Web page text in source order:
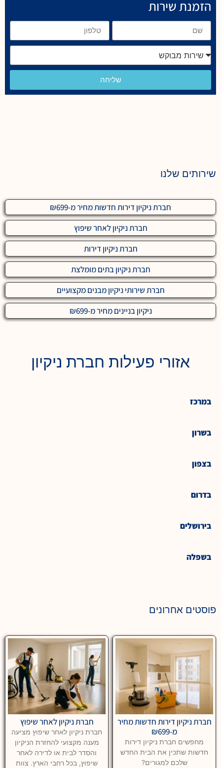
הזמנת שירות
שליחה
שירותים שלנו
חברת ניקיון דירות חדשות מחיר מ-₪699
חברת ניקיון לאחר שיפוץ
חברת ניקיון דירות
חברת ניקיון בתים מומלצת
חברת שירותי ניקיון מבנים מקצועיים
ניקיון בניינים מחיר מ-₪699
אזורי פעילות חברת ניקיון
במרכז
בשרון
בצפון
בדרום
בירושלים
בשפלה
פוסטים אחרונים
חברת ניקיון דירות חדשות מחיר
מ-₪699
מחפשים חברת ניקיון דירות
חדשות שתכין את הבית החדש
שלכם למגורים?
חברת ניקיון לאחר שיפוץ
חברת ניקיון לאחר שיפוץ מציעה
מענה מקצועי להחזרת הניקיון
והסדר לבית או לדירה לאחר
שיפוץ, בכל רחבי הארץ. צוות